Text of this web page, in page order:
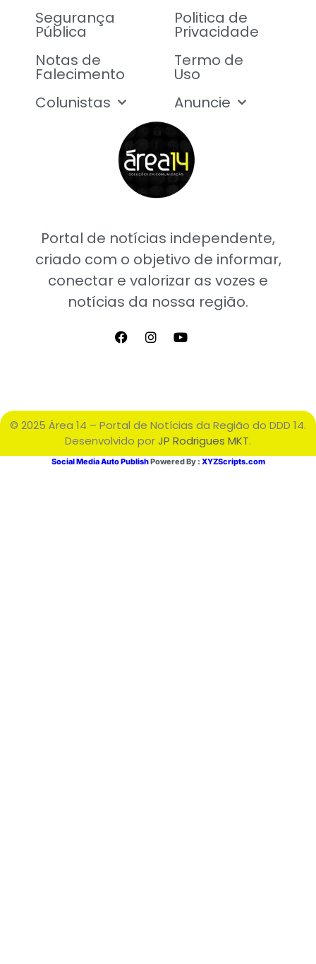
Portal de notícias independente,
criado com o objetivo de informar,
conectar e valorizar as vozes e
notícias da nossa região.
Segurança
Pública
Notas de
Falecimento
Colunistas
Politica de
Privacidade
Termo de
Uso
Anuncie
© 2025 Área 14 – Portal de Notícias da Região do DDD 14.
Desenvolvido porJP Rodrigues MKT.
Social Media Auto PublishPowered By : XYZScripts.com